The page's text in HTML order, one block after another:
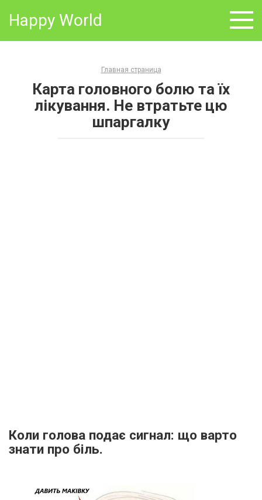
Happy World
Главная страница
Карта головного болю та їх
лікування. Не втратьте цю
шпаргалку
Коли голова подає сигнал: що варто
знати про біль.